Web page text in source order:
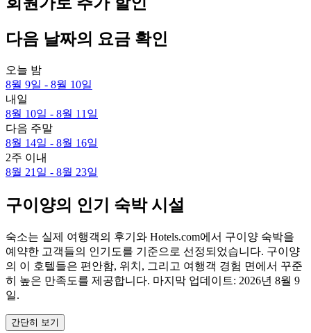
다음 날짜의 요금 확인
오늘 밤
8월 9일 - 8월 10일
내일
8월 10일 - 8월 11일
다음 주말
8월 14일 - 8월 16일
2주 이내
8월 21일 - 8월 23일
구이양의 인기 숙박 시설
숙소는 실제 여행객의 후기와 Hotels.com에서 구이양 숙박을
예약한 고객들의 인기도를 기준으로 선정되었습니다. 구이양
의 이 호텔들은 편안함, 위치, 그리고 여행객 경험 면에서 꾸준
히 높은 만족도를 제공합니다. 마지막 업데이트: 2026년 8월 9
일.
간단히 보기